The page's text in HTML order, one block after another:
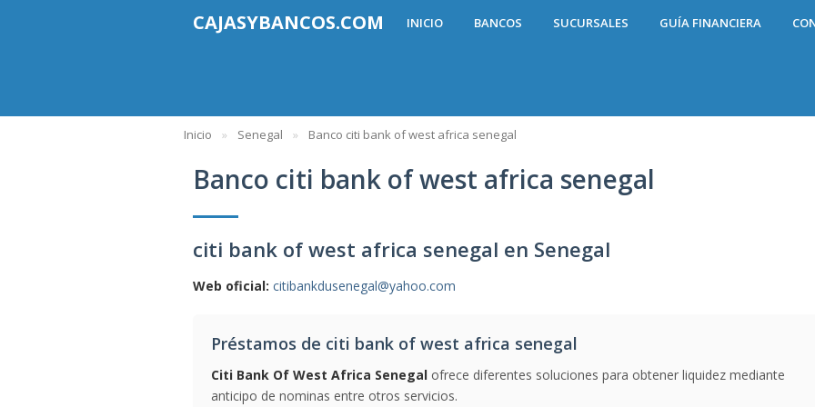
CAJASYBANCOS.COM INICIO BANCOS SUCURSALES GUÍA FINANCIERA
Inicio Senegal Banco citi bank of west africa senegal
Banco citi bank of west africa senegal
citi bank of west africa senegal en Senegal
Web oficial: citibankdusenegal@yahoo.com
Préstamos de citi bank of west africa senegal
Citi Bank Of West Africa Senegal ofrece diferentes soluciones para obtener liquidez mediante
anticipo de nominas entre otros servicios.